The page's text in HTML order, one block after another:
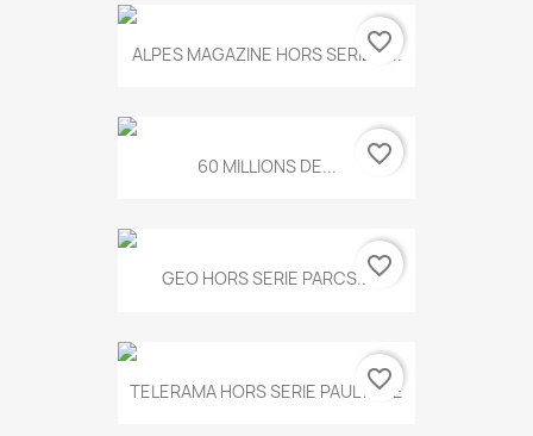
ALPES MAGAZINE HORS SERIE N...
favorite_border
60 MILLIONS DE... favorite_border
GEO HORS SERIE PARCS...favorite_border
TELERAMA HORS SERIE PAUL KLEE
favorite_border